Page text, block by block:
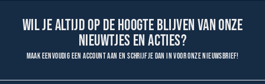
Wil je altijd op de hoogte blijven van onze
nieuwtjes en acties?
Maak eenvoudig een account aan en schrijf je dan in voor onze nieuwsbrief!